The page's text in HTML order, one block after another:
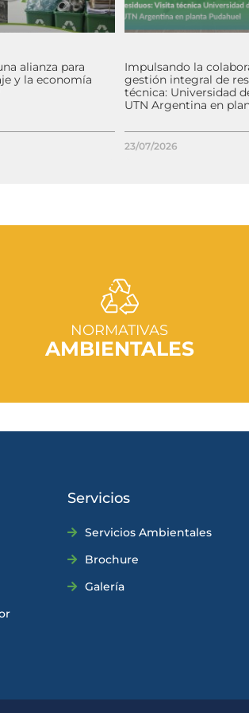
alianza para
y la economía
Impulsando la
gestión integral de
técnica: Universidad
UTN Argentina en
23/07/2026
NORMATIVAS
AMBIENTALES
IR A SECCIÓN
Servicios
Servicios Ambientales
Brochure
Galería